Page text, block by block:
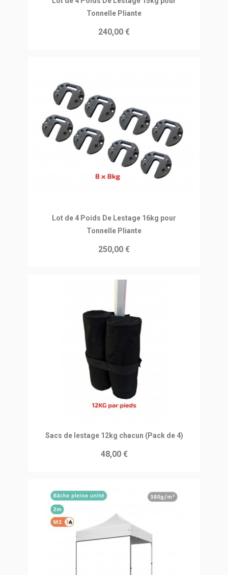
Tonnelle Pliante
240,00 €
Ajouter au panier
Lot de 4 Poids De Lestage 16kg pour
Tonnelle Pliante
250,00 €
Ajouter au panier
Sacs de lestage 12kg chacun (Pack de 4)
48,00 €